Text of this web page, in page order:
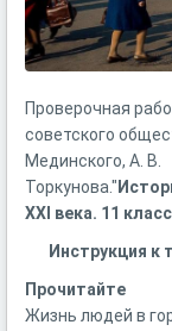
Проверочная
советского
Мединского, А. В.
Торкунова."
XXI века. 11
Инструкция к
Прочитайте
Жизнь людей в